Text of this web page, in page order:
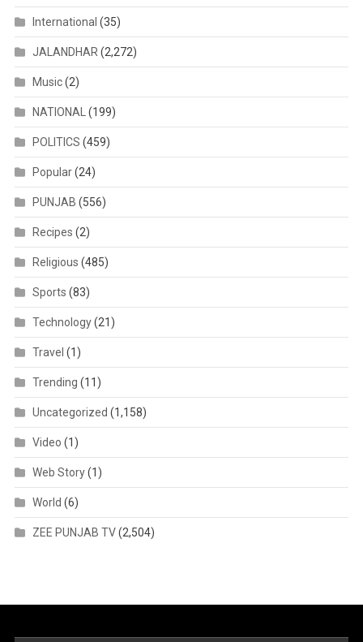
International (35)
JALANDHAR(2,272)
Music(2)
NATIONAL(199)
POLITICS (459)
Popular(24)
PUNJAB (556)
Recipes (2)
Religious (485)
Sports (83)
Technology(21)
Travel (1)
Trending (11)
Uncategorized (1,158)
Video (1)
Web Story(1)
World (6)
ZEE PUNJAB TV(2,504)